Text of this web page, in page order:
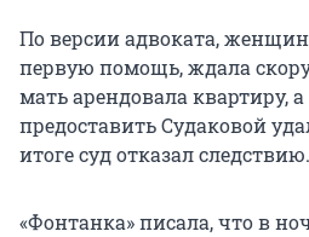
По версии адвоката,
первую помощь, ждала
мать арендовала квартиру,
предоставить Судаковой
итоге суд отказал следствию.
«Фонтанка» писала, что в